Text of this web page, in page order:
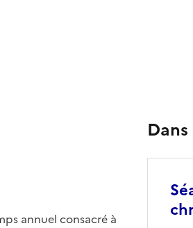
annuel consacré à